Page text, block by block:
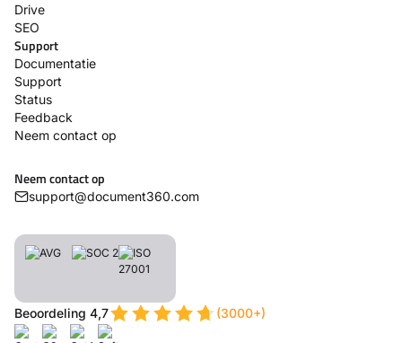
Drive
SEO
Support
Documentatie
Support
Status
Feedback
Neem contact op
Neem contact op
support@document360.com
Beoordeling 4,7 (3000+)